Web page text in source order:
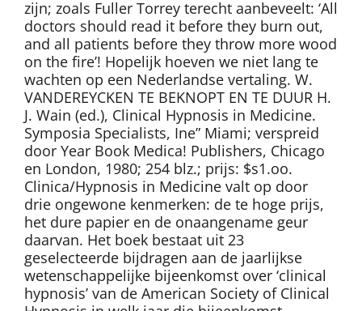
zijn; zoals Fuller Torrey terecht aanbeveelt: ‘All
doctors should read it before they burn out,
and all patients before they throw more wood
on the fire’! Hopelijk hoeven we niet lang te
wachten op een Nederlandse vertaling. W.
VANDEREYCKEN TE BEKNOPT EN TE DUUR H.
J. Wain (ed.), Clinical Hypnosis in Medicine.
Symposia Specialists, Ine” Miami; verspreid
door Year Book Medica! Publishers, Chicago
en London, 1980; 254 blz.; prijs: $s1.oo.
Clinica/Hypnosis in Medicine valt op door
drie ongewone kenmerken: de te hoge prijs,
het dure papier en de onaangename geur
daarvan. Het boek bestaat uit 23
geselecteerde bijdragen aan de jaarlijkse
wetenschappelijke bijeenkomst over ‘clinical
hypnosis’ van de American Society of Clinical